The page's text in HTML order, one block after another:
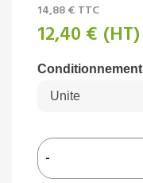
14,88 € TTC
12,40 € (HT)
Conditionnement
-